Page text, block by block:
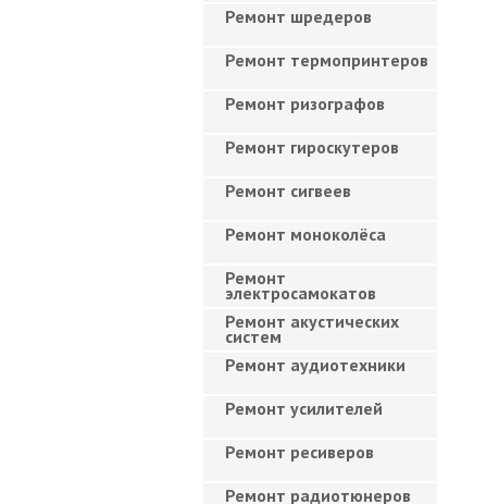
Ремонт шредеров
Ремонт термопринтеров
Ремонт ризографов
Ремонт гироскутеров
Ремонт сигвеев
Ремонт моноколёса
Ремонт
электросамокатов
Ремонт акустических
систем
Ремонт аудиотехники
Ремонт усилителей
Ремонт ресиверов
Ремонт радиотюнеров